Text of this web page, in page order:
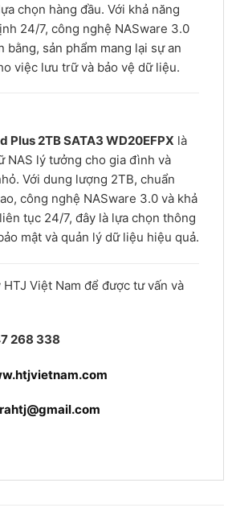
chọn hàng đầu. Với khả năng
24/7, công nghệ NASware 3.0
bằng, sản phẩm mang lại sự an
việc lưu trữ và bảo vệ dữ liệu.
Plus 2TB SATA3 WD20EFPX là
NAS lý tưởng cho gia đình và
Với dung lượng 2TB, chuẩn
công nghệ NASware 3.0 và khả
tục 24/7, đây là lựa chọn thông
mật và quản lý dữ liệu hiệu quả.
HTJ Việt Nam để được tư vấn và
268 338